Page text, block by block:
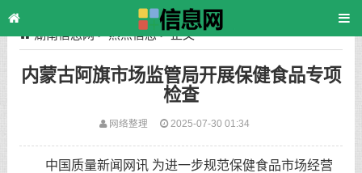
湖南信息网>热点信息> 正文
内蒙古阿旗市场监管局开展保健食品专项
检查
网络整理 2025-07-30 01:34
中国质量新闻网讯 为进一步规范保健食品市场经营